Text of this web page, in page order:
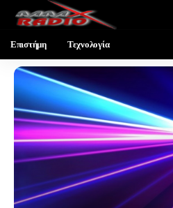
Επιστήμη Τεχνολογία